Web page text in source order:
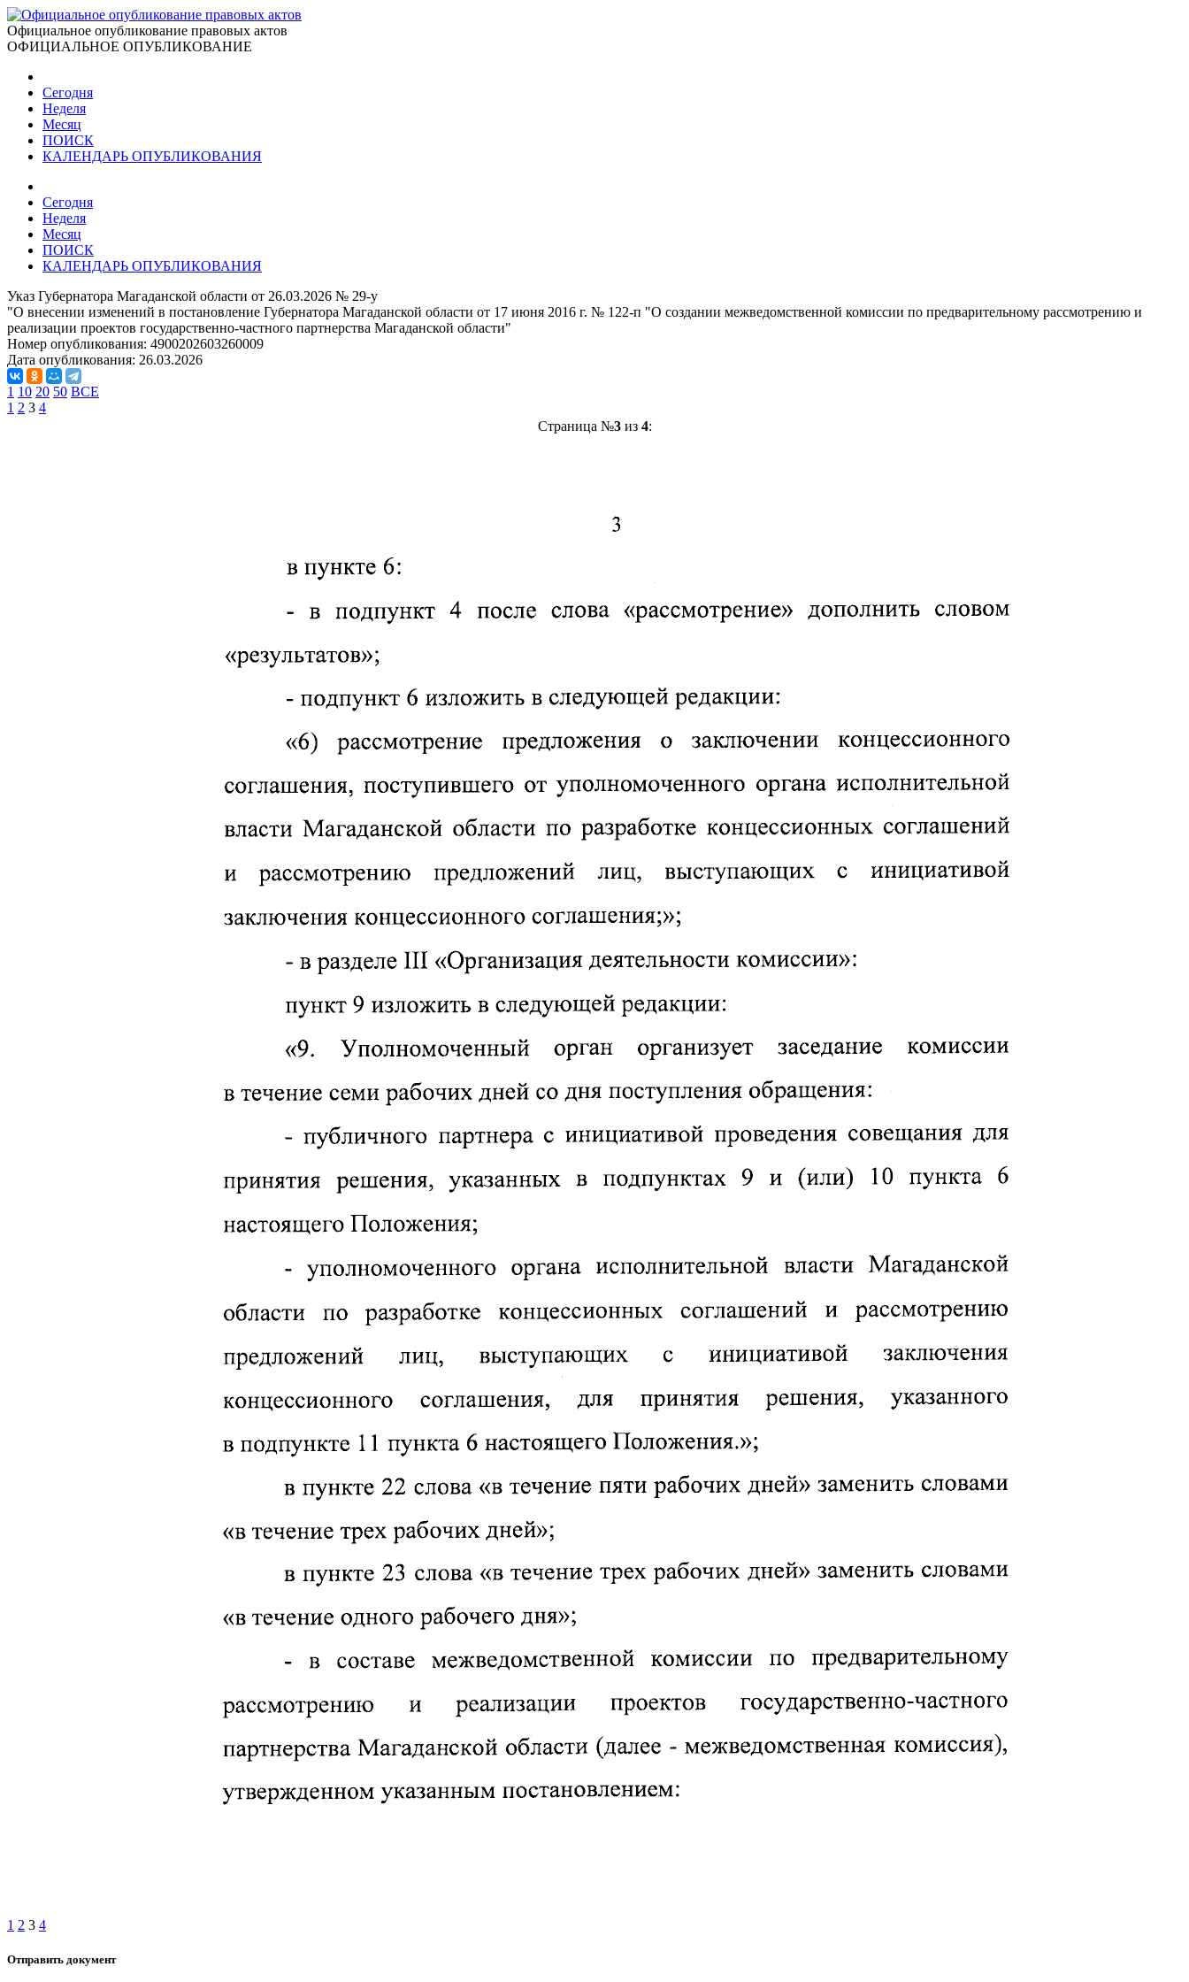
Официальное опубликование правовых актов
ОФИЦИАЛЬНОЕ ОПУБЛИКОВАНИЕ
Сегодня
Неделя
Месяц
ПОИСК
КАЛЕНДАРЬ ОПУБЛИКОВАНИЯ
Сегодня
Неделя
Месяц
ПОИСК
КАЛЕНДАРЬ ОПУБЛИКОВАНИЯ
Указ Губернатора Магаданской области от 26.03.2026 № 29-у
"О внесении изменений в постановление Губернатора Магаданской области от 17 июня 2016 г. № 122-п "О создании межведомственной комиссии по предварительному рассмотрению и
реализации проектов государственно-частного партнерства Магаданской области"
Номер опубликования: 4900202603260009
Дата опубликования: 26.03.2026
1 10 20 50 ВСЕ
1 2 3 4
Страница №3из 4:
1 2 3 4
Отправить документ